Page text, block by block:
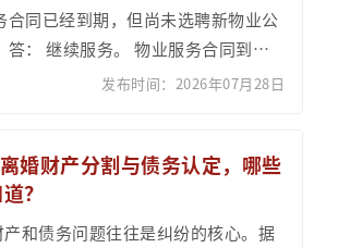
合同已经到期，但尚未选聘新物业公
答： 继续服务。 物业服务合同到期
决定续聘原来的物业公司，也可以召
发布时间：2026年07月28日
婚财产分割与债务认定，哪些
？
和债务问题往往是纠纷的核心。据